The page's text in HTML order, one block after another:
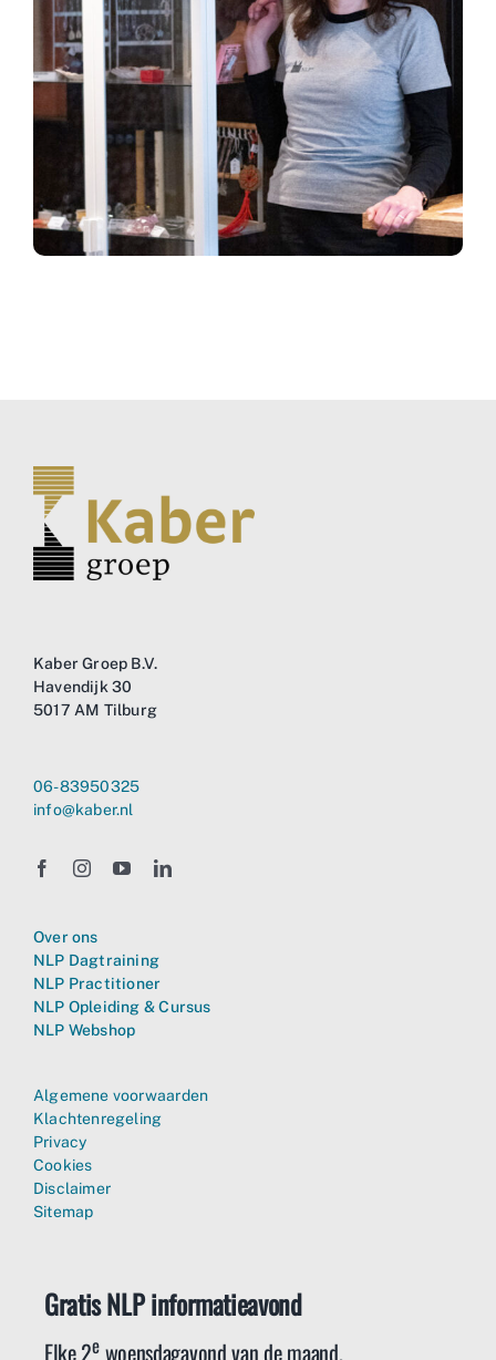
Kaber Groep B.V.
Havendijk 30
5017 AM Tilburg
06-83950325
info@kaber.nl
Over ons
NLP Dagtraining
NLP Practitioner
NLP Opleiding & Cursus
NLP Webshop
Algemene voorwaarden
Klachtenregeling
Privacy
Cookies
Disclaimer
Sitemap
Gratis NLP informatieavond
Elke 2ewoensdagavond van de maand.